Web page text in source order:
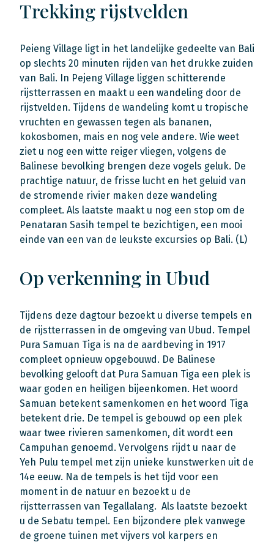
Trekking rijstvelden
Peieng Village ligt in het landelijke gedeelte van Bali
op slechts 20 minuten rijden van het drukke zuiden
van Bali. In Pejeng Village liggen schitterende
rijstterrassen en maakt u een wandeling door de
rijstvelden. Tijdens de wandeling komt u tropische
vruchten en gewassen tegen als bananen,
kokosbomen, mais en nog vele andere. Wie weet
ziet u nog een witte reiger vliegen, volgens de
Balinese bevolking brengen deze vogels geluk. De
prachtige natuur, de frisse lucht en het geluid van
de stromende rivier maken deze wandeling
compleet. Als laatste maakt u nog een stop om de
Penataran Sasih tempel te bezichtigen, een mooi
einde van een van de leukste excursies op Bali. (L)
Op verkenning in Ubud
Tijdens deze dagtour bezoekt u diverse tempels en
de rijstterrassen in de omgeving van Ubud. Tempel
Pura Samuan Tiga is na de aardbeving in 1917
compleet opnieuw opgebouwd. De Balinese
bevolking gelooft dat Pura Samuan Tiga een plek is
waar goden en heiligen bijeenkomen. Het woord
Samuan betekent samenkomen en het woord Tiga
betekent drie. De tempel is gebouwd op een plek
waar twee rivieren samenkomen, dit wordt een
Campuhan genoemd. Vervolgens rijdt u naar de
Yeh Pulu tempel met zijn unieke kunstwerken uit de
14e eeuw. Na de tempels is het tijd voor een
moment in de natuur en bezoekt u de
rijstterrassen van Tegallalang. Als laatste bezoekt
u de Sebatu tempel. Een bijzondere plek vanwege
de groene tuinen met vijvers vol karpers en